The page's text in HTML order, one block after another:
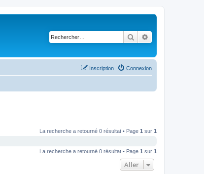
Rechercher
Connexion
Inscription
La recherche a retourné 0 résultat • Page 1 sur 1
La recherche a retourné 0 résultat • Page 1 sur 1
Aller